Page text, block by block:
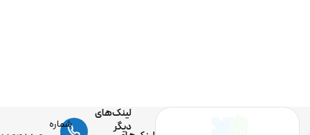
لینک‌های
دیگر
شماره